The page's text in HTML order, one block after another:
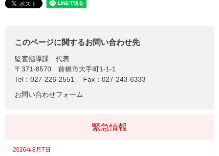
このページに関するお問い合わせ先
監査指導課
代表
〒371-8570
前橋市大手町1-1-1
Tel：027-226-2551
Fax：027-243-6333
お問い合わせフォーム
緊急情報
2026年8月7日